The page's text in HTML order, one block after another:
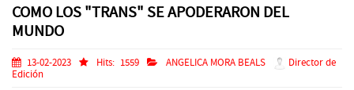
COMO LOS "TRANS" SE APODERARON DEL
MUNDO
13-02-2023 Hits: 1559 ANGELICA MORA BEALS
Director de
Edición